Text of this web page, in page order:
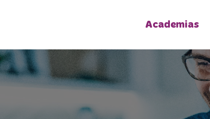
Academias